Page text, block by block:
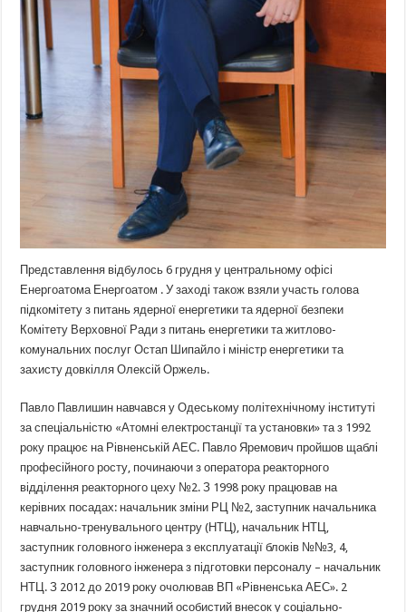
Представлення відбулось 6 грудня у центральному офісі
Енергоатома Енергоатом . У заході також взяли участь голова
підкомітету з питань ядерної енергетики та ядерної безпеки
Комітету Верховної Ради з питань енергетики та житлово-
комунальних послуг Остап Шипайло і міністр енергетики та
захисту довкілля Олексій Оржель.
Павло Павлишин навчався у Одеському політехнічному інституті
за спеціальністю «Атомні електростанції та установки» та з 1992
року працює на Рівненській АЕС. Павло Яремович пройшов щаблі
професійного росту, починаючи з оператора реакторного
відділення реакторного цеху №2. З 1998 року працював на
керівних посадах: начальник зміни РЦ №2, заступник начальника
навчально-тренувального центру (НТЦ), начальник НТЦ,
заступник головного інженера з експлуатації блоків №№3, 4,
заступник головного інженера з підготовки персоналу – начальник
НТЦ. З 2012 до 2019 року очолював ВП «Рівненська АЕС». 2
грудня 2019 року за значний особистий внесок у соціально-